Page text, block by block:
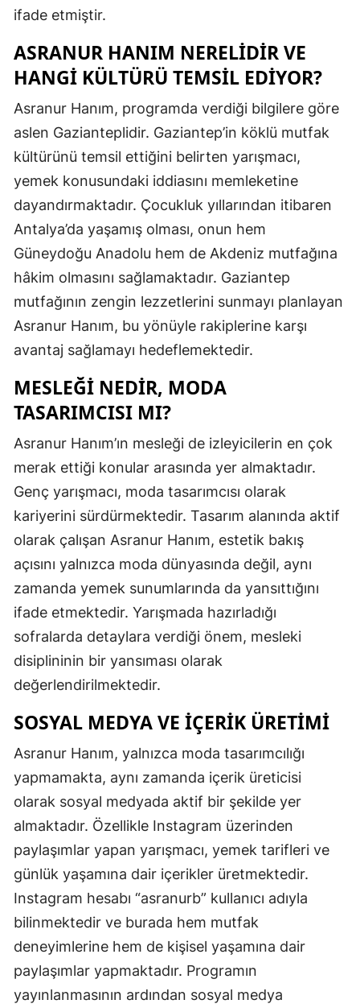
ifade etmiştir.
ASRANUR HANIM NERELIDIR VE
HANGI KÜLTÜRÜ TEMSIL EDIYOR?
Asranur Hanım, programda verdiği bilgilere göre
aslen Gazianteplidir. Gaziantep’in köklü mutfak
kültürünü temsil ettiğini belirten yarışmacı,
yemek konusundaki iddiasını memleketine
dayandırmaktadır. Çocukluk yıllarından itibaren
Antalya’da yaşamış olması, onun hem
Güneydoğu Anadolu hem de Akdeniz mutfağına
hâkim olmasını sağlamaktadır. Gaziantep
mutfağının zengin lezzetlerini sunmayı planlayan
Asranur Hanım, bu yönüyle rakiplerine karşı
avantaj sağlamayı hedeflemektedir.
MESLEĞI NEDIR, MODA
TASARIMCISI MI?
Asranur Hanım’ın mesleği de izleyicilerin en çok
merak ettiği konular arasında yer almaktadır.
Genç yarışmacı, moda tasarımcısı olarak
kariyerini sürdürmektedir. Tasarım alanında aktif
olarak çalışan Asranur Hanım, estetik bakış
açısını yalnızca moda dünyasında değil, aynı
zamanda yemek sunumlarında da yansıttığını
ifade etmektedir. Yarışmada hazırladığı
sofralarda detaylara verdiği önem, mesleki
disiplininin bir yansıması olarak
değerlendirilmektedir.
SOSYAL MEDYA VE İÇERIK ÜRETIMI
Asranur Hanım, yalnızca moda tasarımcılığı
yapmamakta, aynı zamanda içerik üreticisi
olarak sosyal medyada aktif bir şekilde yer
almaktadır. Özellikle Instagram üzerinden
paylaşımlar yapan yarışmacı, yemek tarifleri ve
günlük yaşamına dair içerikler üretmektedir.
Instagram hesabı “asranurb” kullanıcı adıyla
bilinmektedir ve burada hem mutfak
deneyimlerine hem de kişisel yaşamına dair
paylaşımlar yapmaktadır. Programın
yayınlanmasının ardından sosyal medya